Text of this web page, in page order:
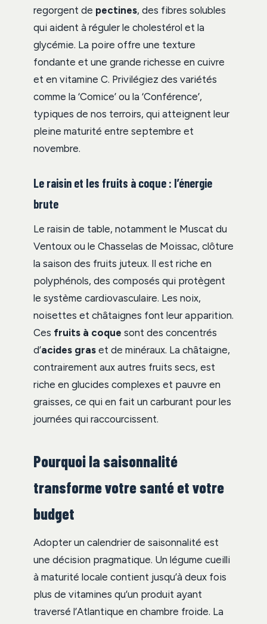
regorgent de pectines, des fibres solubles
qui aident à réguler le cholestérol et la
glycémie. La poire offre une texture
fondante et une grande richesse en cuivre
et en vitamine C. Privilégiez des variétés
comme la ‘Comice’ ou la ‘Conférence’,
typiques de nos terroirs, qui atteignent leur
pleine maturité entre septembre et
novembre.
Le raisin et les fruits à coque : l’énergie
brute
Le raisin de table, notamment le Muscat du
Ventoux ou le Chasselas de Moissac, clôture
la saison des fruits juteux. Il est riche en
polyphénols, des composés qui protègent
le système cardiovasculaire. Les noix,
noisettes et châtaignes font leur apparition.
Ces fruits à coque sont des concentrés
d’acides gras et de minéraux. La châtaigne,
contrairement aux autres fruits secs, est
riche en glucides complexes et pauvre en
graisses, ce qui en fait un carburant pour les
journées qui raccourcissent.
Pourquoi la saisonnalité
transforme votre santé et votre
budget
Adopter un calendrier de saisonnalité est
une décision pragmatique. Un légume cueilli
à maturité locale contient jusqu’à deux fois
plus de vitamines qu’un produit ayant
traversé l’Atlantique en chambre froide. La